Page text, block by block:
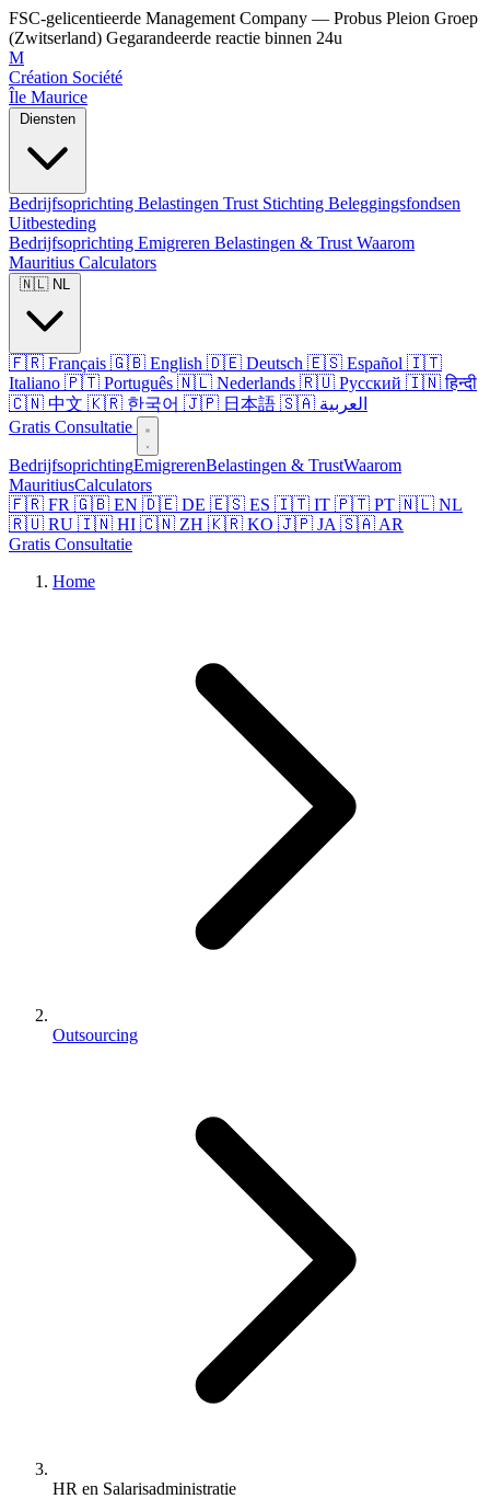
FSC-gelicentieerde Management Company — Probus Pleion Groep
(Zwitserland) Gegarandeerde reactie binnen 24u
M
Création Société
Île Maurice
Bedrijfsoprichting Belastingen Trust Stichting Beleggingsfondsen
Uitbesteding
Bedrijfsoprichting Emigreren Belastingen & Trust Waarom
Mauritius Calculators
🇫🇷 Français 🇬🇧 English 🇩🇪 Deutsch 🇪🇸 Español 🇮🇹
Italiano 🇵🇹 Português 🇳🇱 Nederlands 🇷🇺 Русский 🇮🇳 हिन्दी
🇨🇳 中文 🇰🇷 한국어 🇯🇵 日本語
🇸🇦 العربية
Gratis Consultatie
BedrijfsoprichtingEmigrerenBelastingen & TrustWaarom
MauritiusCalculators
🇫🇷 FR 🇬🇧 EN 🇩🇪 DE 🇪🇸 ES 🇮🇹 IT 🇵🇹 PT 🇳🇱 NL
🇷🇺 RU 🇮🇳 HI 🇨🇳 ZH 🇰🇷 KO 🇯🇵 JA 🇸🇦 AR
Gratis Consultatie
Home
Outsourcing
HR en Salarisadministratie